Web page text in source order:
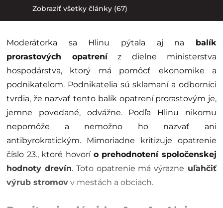
Zobraziť všetky články (67)
Moderátorka sa Hlinu pýtala aj na balík
prorastových opatreníz dielne ministerstva
hospodárstva, ktorý má pomôcť ekonomike a
podnikateľom. Podnikatelia sú sklamaní a odborníci
tvrdia, že nazvať tento balík opatrení prorastovým je,
jemne povedané, odvážne. Podľa Hlinu nikomu
nepomôže a nemožno ho nazvať ani
antibyrokratickým. Mimoriadne kritizuje opatrenie
číslo 23., ktoré hovorí o prehodnotení spoločenskej
hodnoty drevín. Toto opatrenie má výrazne uľahčiť
výrub stromov v mestách a obciach.